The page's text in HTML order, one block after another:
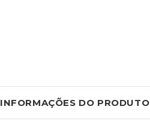
INFORMAÇÕES DO PRODUTO